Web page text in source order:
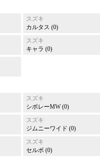
スズキ
カルタス (0)
スズキ
キャラ (0)
スズキ
シボレーMW (0)
スズキ
ジムニーワイド (0)
スズキ
セルボ (0)